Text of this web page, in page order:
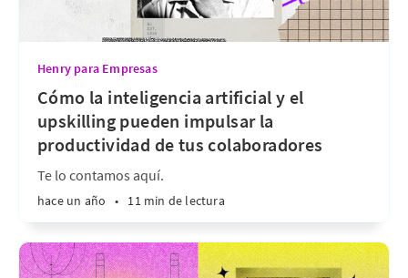
Henry para Empresas
Cómo la inteligencia artificial y el
upskilling pueden impulsar la
productividad de tus colaboradores
Te lo contamos aquí.
hace un año • 11 min de lectura